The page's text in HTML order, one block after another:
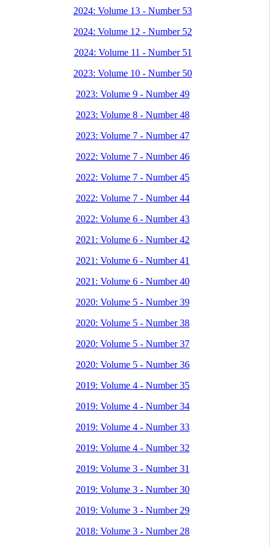
2024: Volume 13 - Number 53
2024: Volume 12 - Number 52
2024: Volume 11 - Number 51
2023: Volume 10 - Number 50
2023: Volume 9 - Number 49
2023: Volume 8 - Number 48
2023: Volume 7 - Number 47
2022: Volume 7 - Number 46
2022: Volume 7 - Number 45
2022: Volume 7 - Number 44
2022: Volume 6 - Number 43
2021: Volume 6 - Number 42
2021: Volume 6 - Number 41
2021: Volume 6 - Number 40
2020: Volume 5 - Number 39
2020: Volume 5 - Number 38
2020: Volume 5 - Number 37
2020: Volume 5 - Number 36
2019: Volume 4 - Number 35
2019: Volume 4 - Number 34
2019: Volume 4 - Number 33
2019: Volume 4 - Number 32
2019: Volume 3 - Number 31
2019: Volume 3 - Number 30
2019: Volume 3 - Number 29
2018: Volume 3 - Number 28